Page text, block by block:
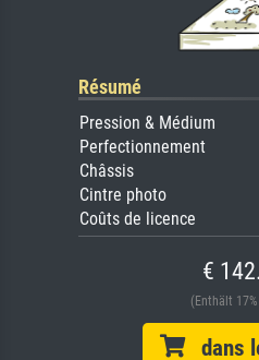
Résumé
Pression & Médium
Perfectionnement
Châssis
Cintre photo
Coûts de licence
€
(Enthält
dans